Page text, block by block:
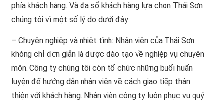
phía khách hàng. Và đa số khách hàng lựa chọn Thái Sơn
chúng tôi vì một số lý do dưới đây:
– Chuyên nghiệp và nhiệt tình: Nhân viên của Thái Sơn
không chỉ đơn giản là được đào tạo về nghiệp vụ chuyên
môn. Công ty chúng tôi còn tổ chức những buổi huấn
luyện để hướng dẫn nhân viên về cách giao tiếp thân
thiện với khách hàng. Nhân viên công ty luôn phục vụ quý